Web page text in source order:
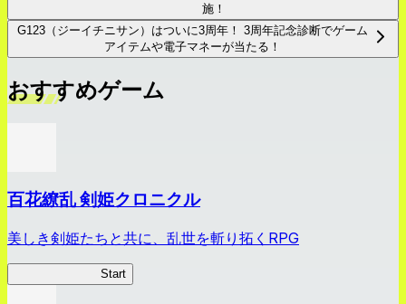
施！
G123（ジーイチニサン）はついに3周年！ 3周年記念診断でゲーム
アイテムや電子マネーが当たる！
おすすめゲーム
百花繚乱 剣姫クロニクル
美しき剣姫たちと共に、乱世を斬り拓くRPG
Start